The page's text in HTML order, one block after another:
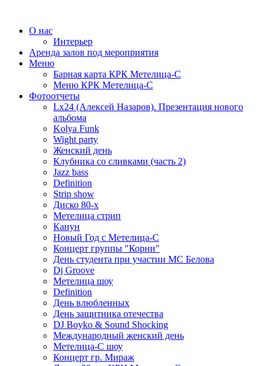
О нас
Интерьер
Аренда залов под мероприятия
Меню
Барная карта КРК Метелица-С
Меню КРК Метелица-С
Фотоотчеты
Lx24 (Алексей Назаров). Презентация нового
альбома
Kolya Funk
Wight party
Женский день
Клубника со сливками (часть 2)
Jazz bass
Definition
Strip show
Диско 80-х
Метелица стрип
Канун
Новый Год с Метелица-С
Концерт группы "Корни"
День студента при участии МС Белова
Dj Groove
Метелица шоу
Definition
День влюбленных
День защитника отечества
DJ Boyko & Sound Shocking
Международный женский день
Метелица-С шоу
Концерт гр. Мираж